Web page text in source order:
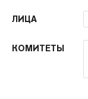
ЛИЦА
КОМИТЕТЫ